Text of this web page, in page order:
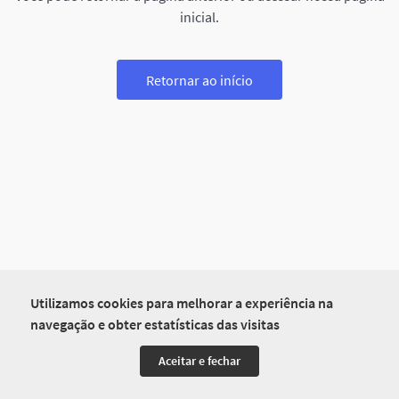
Utilizamos cookies para melhorar a experiência na
navegação e obter estatísticas das visitas
Aceitar e fechar
inicial.
Retornar ao início